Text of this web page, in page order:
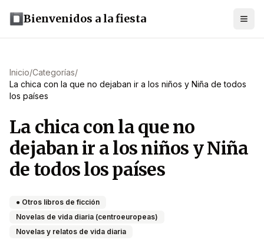
Bienvenidos a la fiesta
Inicio/Categorías/
La chica con la que no dejaban ir a los niños y Niña de todos
los países
La chica con la que no
dejaban ir a los niños y Niña
de todos los países
● Otros libros de ficción
Novelas de vida diaria (centroeuropeas)
Novelas y relatos de vida diaria